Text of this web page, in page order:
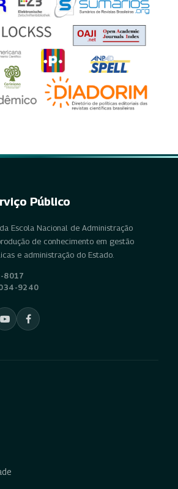
Público
Escola Nacional de Administração
de conhecimento em gestão
e administração do Estado.
8017
9240